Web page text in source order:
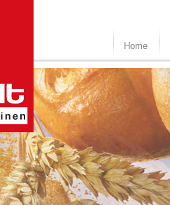
Home